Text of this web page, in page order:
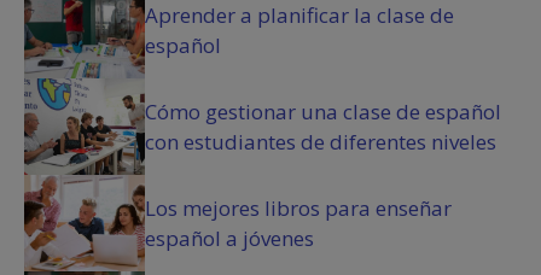
l
i
g
a
o
r
i
o
)
Aprender a planificar la clase de
español
Cómo gestionar una clase de español
con estudiantes de diferentes niveles
Los mejores libros para enseñar
español a jóvenes